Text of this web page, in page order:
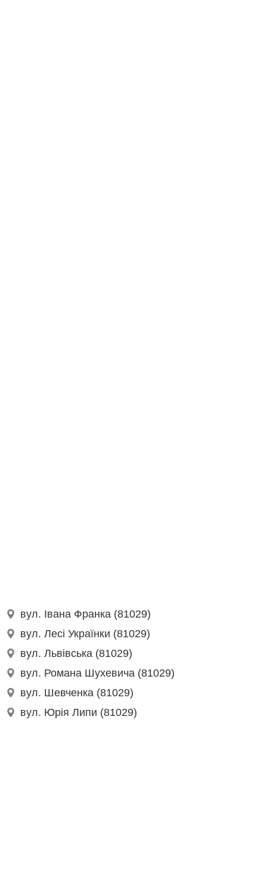
вул. Івана Франка (81029)
вул. Лесі Українки (81029)
вул. Львівська (81029)
вул. Романа Шухевича (81029)
вул. Шевченка (81029)
вул. Юрія Липи (81029)